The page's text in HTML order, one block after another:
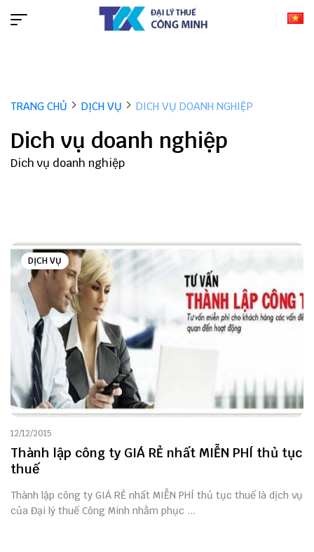
TRANG CHỦ DỊCH VỤ DICH VỤ DOANH NGHIỆP
Dich vụ doanh nghiệp
Dich vụ doanh nghiệp
DỊCH VỤ
12/12/2015
Thành lập công ty GIÁ RẺ nhất MIỄN PHÍ thủ tục
thuế
Thành lập công ty GIÁ RẺ nhất MIỄN PHÍ thủ tục thuế là dịch vụ
của Đại lý thuế Công Minh nhằm phục ...